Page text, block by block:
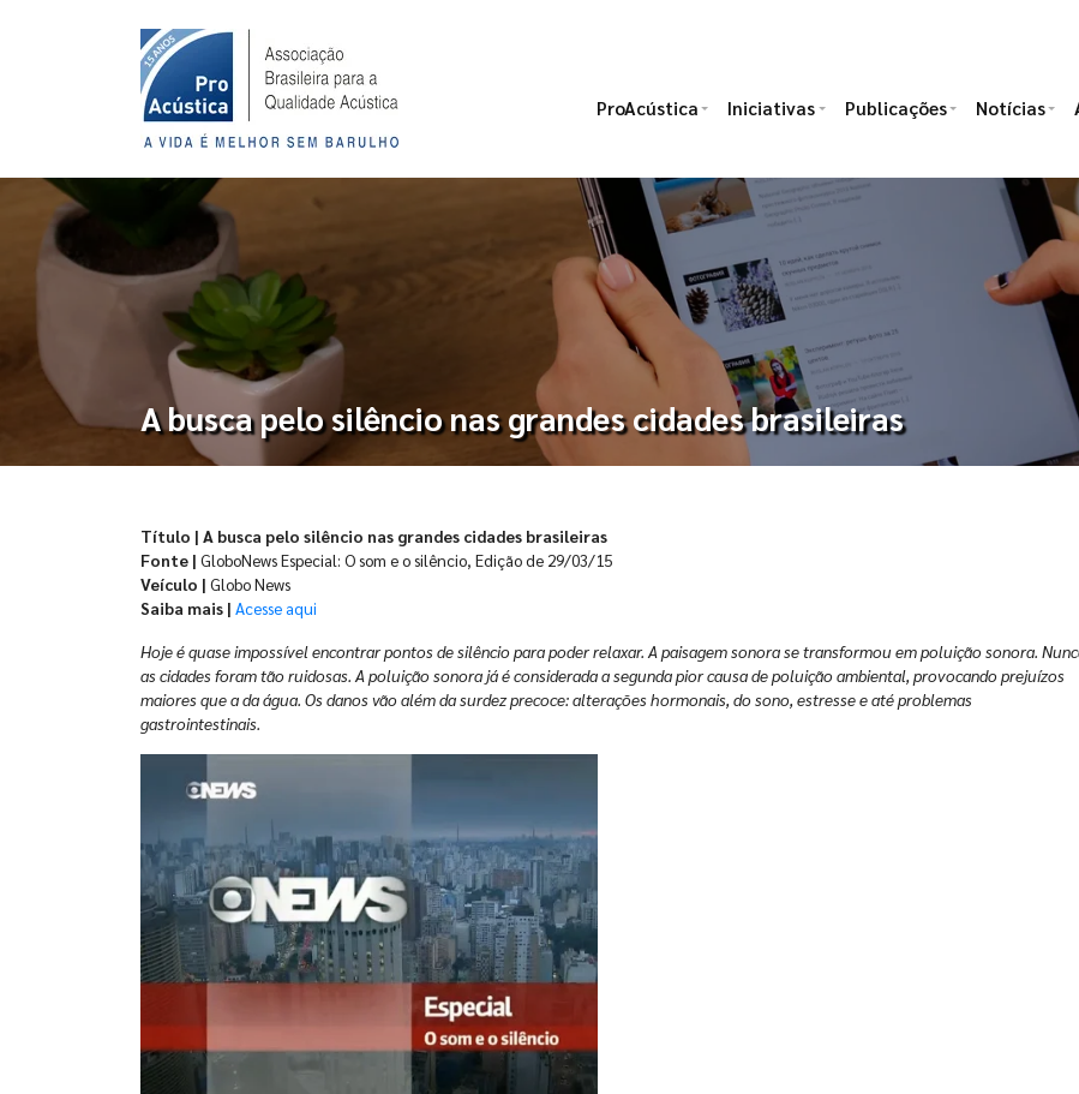
ProAcústica Iniciativas Publicações Notícias
A busca pelo silêncio nas grandes cidades brasileiras
Título | A busca pelo silêncio nas grandes cidades brasileiras
Fonte | GloboNews Especial: O som e o silêncio, Edição de 29/03/15
Veículo | Globo News
Saiba mais | Acesse aqui
Hoje é quase impossível encontrar pontos de silêncio para poder relaxar. A paisagem sonora se transformou em poluição sonora.
as cidades foram tão ruidosas. A poluição sonora já é considerada a segunda pior causa de poluição ambiental, provocando prejuízos
maiores que a da água. Os danos vão além da surdez precoce: alterações hormonais, do sono, estresse e até problemas
gastrointestinais.